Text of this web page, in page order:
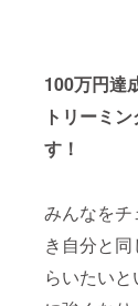
100万円達
トリーミ
す！
みんなを
き自分と
らいたい